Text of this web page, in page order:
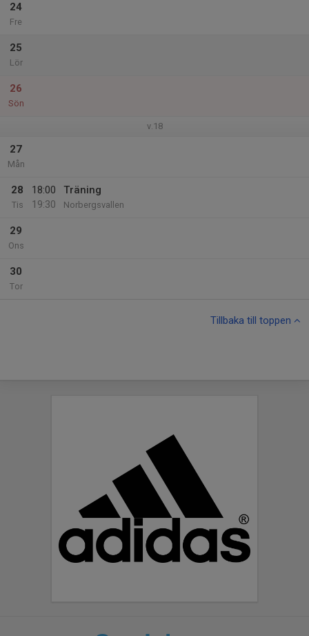
24
Fre
25
Lör
26
Sön
v.18
27
Mån
28
Tis
18:00
19:30
Träning
Norbergsvallen
29
Ons
30
Tor
Tillbaka till toppen